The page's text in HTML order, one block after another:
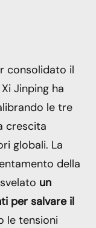
consolidato il
Jinping ha
le tre
crescita
globali. La
della
un
per salvare il
le tensioni